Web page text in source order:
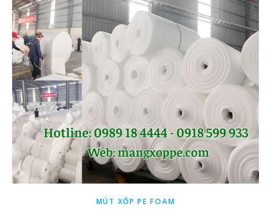
MÚT XỐP PE FOAM